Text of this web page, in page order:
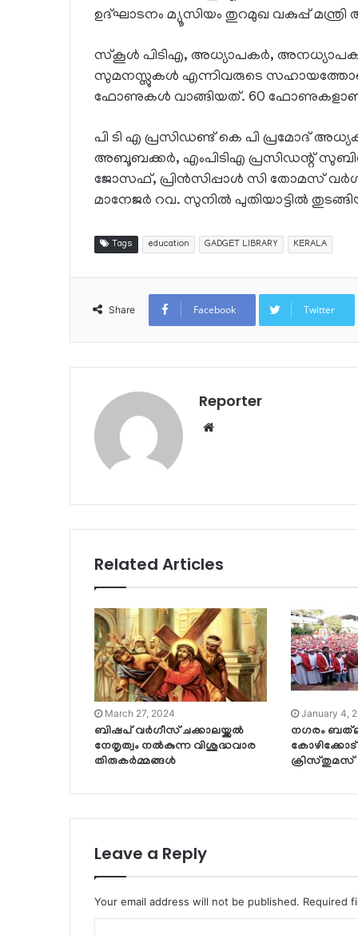
ഉദ്ഘാടനം മ്യൂസിയം തുറമുഖ വകുപ്പ്
സ്‌കൂള്‍ പിടിഎ, അധ്യാപകര്‍,
സുമനസ്സുകള്‍ എന്നിവരുടെ സഹായത്തോടെ
ഫോണുകള്‍ വാങ്ങിയത്. 60 ഫോണുകളാണ്
പി ടി എ പ്രസിഡണ്ട് കെ പി പ്രമോദ്
അബൂബക്കര്‍, എംപിടിഎ പ്രസിഡന്റ്
ജോസഫ്, പ്രിന്‍സിപ്പാള്‍ സി തോമസ്
മാനേജര്‍ റവ. സുനില്‍ പുതിയാട്ടില്‍
Tags education GADGET LIBRARY KERALA
Share Facebook Twitter
Reporter
Website
Related Articles
March 27, 2024
ബിഷപ് വർഗീസ് ചക്കാലയ്ക്കൽ
നേതൃത്വം നൽകുന്ന വിശുദ്ധവാര
തിരുകർമ്മങ്ങൾ
January 4,
നഗരം
Leave a Reply
Your email address will not be published. Required